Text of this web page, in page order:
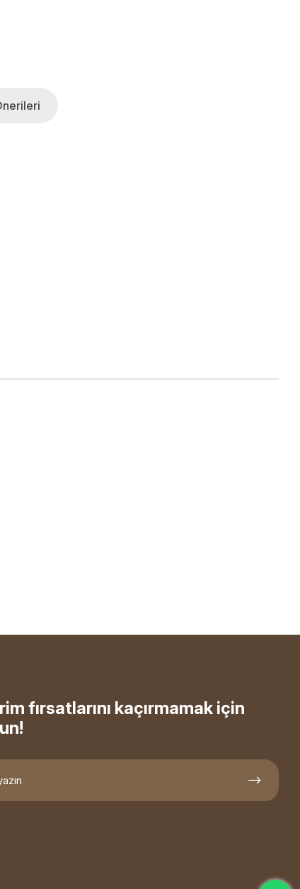
fırsatlarını kaçırmamak için